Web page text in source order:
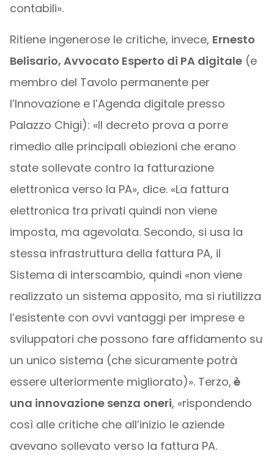
contabili».
Ritiene ingenerose le critiche, invece, Ernesto
Belisario, Avvocato Esperto di PA digitale(e
membro del Tavolo permanente per
l’Innovazione e l’Agenda digitale presso
Palazzo Chigi): «Il decreto prova a porre
rimedio alle principali obiezioni che erano
state sollevate contro la fatturazione
elettronica verso la PA», dice. «La fattura
elettronica tra privati quindi non viene
imposta, ma agevolata. Secondo, si usa la
stessa infrastruttura della fattura PA, il
Sistema di interscambio, quindi «non viene
realizzato un sistema apposito, ma si riutilizza
l’esistente con ovvi vantaggi per imprese e
sviluppatori che possono fare affidamento su
un unico sistema (che sicuramente potrà
essere ulteriormente migliorato)». Terzo, è
una innovazione senza oneri, «rispondendo
così alle critiche che all’inizio le aziende
avevano sollevato verso la fattura PA.